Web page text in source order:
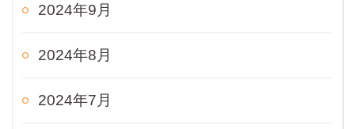
2024年9月
2024年8月
2024年7月